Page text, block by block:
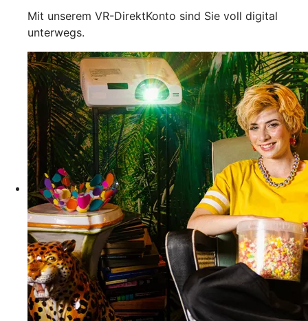
Mit unserem VR-DirektKonto sind Sie voll digital
unterwegs.